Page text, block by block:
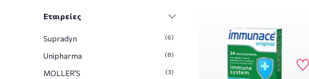
Εταιρείες
Supradyn (6)
Unipharma (8)
MOLLER'S (3)